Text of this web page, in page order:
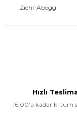
Ziehl-Abegg
Hızlı
16:00’a kadar ki tüm